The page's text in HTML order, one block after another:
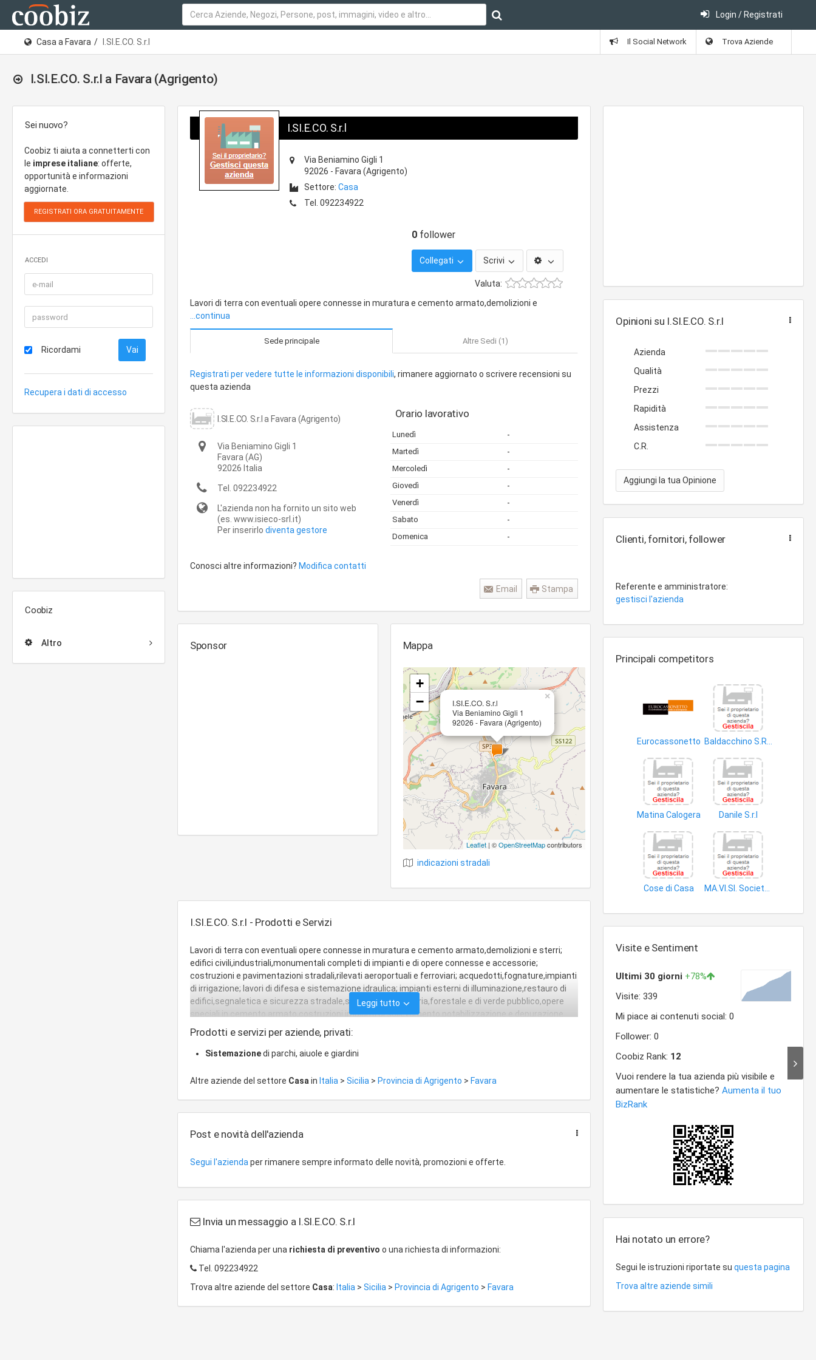
Login / Registrati
Casa a Favara I.SI.E.CO. S.r.l Il Social Network Trova Aziende
I.SI.E.CO. S.r.l a Favara (Agrigento)
Sei nuovo?
Coobiz ti aiuta a connetterti con
le imprese italiane: offerte,
opportunità e informazioni
aggiornate.
ACCEDI
Ricordami
Recupera i dati di accesso
Coobiz
Altro
I.SI.E.CO. S.r.l
Via Beniamino Gigli 1
92026 - Favara (Agrigento)
Settore: Casa
Tel. 092234922
0 follower
Collegati Scrivi
Valuta:
Lavori di terra con eventuali opere connesse in muratura e cemento armato,demolizioni e
...continua
Sede principale Altre Sedi (1)
Registrati per vedere tutte le informazioni disponibili, rimanere aggiornato o scrivere recensioni su
questa azienda
I.SI.E.CO. S.r.l a Favara (Agrigento)
Via Beniamino Gigli 1
Favara (AG)
92026 Italia
Tel. 092234922
L'azienda non ha fornito un sito web
(es. www.isieco-srl.it)
Per inserirlo diventa gestore
Orario lavorativo
Lunedì -
Martedì -
Mercoledì -
Giovedì -
Venerdì -
Sabato -
Domenica -
Conosci altre informazioni? Modifica contatti
Stampa
Email
Sponsor Mappa
I.SI.E.CO. S.r.l
Via Beniamino Gigli 1
92026 - Favara (Agrigento)
×
+
−
Leaflet| ©OpenStreetMapcontributors
indicazioni stradali
I.SI.E.CO. S.r.l - Prodotti e Servizi
Lavori di terra con eventuali opere connesse in muratura e cemento armato,demolizioni e sterri;
edifici civili,industriali,monumentali completi di impianti e di opere connesse e accessorie;
costruzioni e pavimentazioni stradali,rilevati aeroportuali e ferroviari; acquedotti,fognature,impianti
di irrigazione; lavori di difesa e sistemazione idraulica; impianti esterni di illuminazione,restauro di
edifici,segnaletica e sicurezza stradale,sistemazione agraria,forestale e di verde pubblico,opere
speciali in cemento armato,costruzioni impianti di sollevamento,potabilizzazione e depurazione
delle acque,fondazioni speciali,consolidamento dei terreni ed opere speciali nel
sottosuolo,trivellazioni e pozzi,carpenteria metallica,servizio di manutenzione per lavori
edili,stradali,acquedotti e fognature,verde pubblico,impianti di illuminazione pubblica esterna.
Leggi tutto
Prodotti e servizi per aziende, privati:
Sistemazionedi parchi, aiuole e giardini
Altre aziende del settore Casa in Italia > Sicilia > Provincia di Agrigento > Favara
Post e novità dell'azienda
Segui l'azienda per rimanere sempre informato delle novità, promozioni e offerte.
Invia un messaggio a I.SI.E.CO. S.r.l
Chiama l'azienda per una richiesta di preventivo o una richiesta di informazioni:
Tel. 092234922
Trova altre aziende del settore Casa: Italia > Sicilia > Provincia di Agrigento > Favara
Opinioni su I.SI.E.CO. S.r.l
Azienda
Qualità
Prezzi
Rapidità
Assistenza
C.R.
Aggiungi la tua Opinione
Clienti, fornitori, follower
Referente e amministratore:
gestisci l'azienda
Principali competitors
Eurocassonetto
Matina Calogera
Danile S.r.l
Cose di Casa
Visite e Sentiment
Hai notato un errore?
Segui le istruzioni riportate suquesta pagina
Trova altre aziende simili